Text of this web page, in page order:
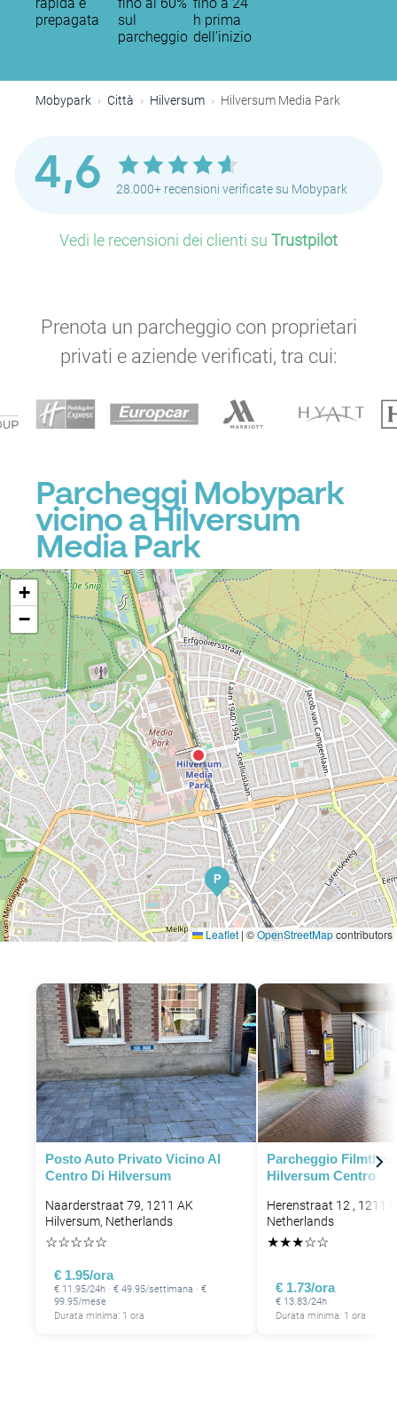
prepagata
sul
parcheggio
h prima
dell’inizio
Mobypark Città Hilversum Hilversum Media Park
4,6 28.000+ recensioni verificate su Mobypark
Vedi le recensioni dei clienti su Trustpilot
Prenota un parcheggio con proprietari
privati e aziende verificati, tra cui:
Parcheggi Mobypark
vicino a Hilversum
Media Park
P
+
−
Leaflet |©OpenStreetMapcontributors
Posto Auto Privato Vicino Al
Centro Di Hilversum
Naarderstraat 79, 1211 AK
Hilversum, Netherlands
☆☆☆☆☆
€ 1.95/ora
€ 11.95/24h · € 49.95/settimana · €
99.95/mese
Durata minima: 1 ora
Parcheggio
Hilversum Centro
Herenstraat 12 , 1211
Netherlands
★★★☆☆
€ 1.73/ora
€ 13.83/24h
Durata minima: 1 ora